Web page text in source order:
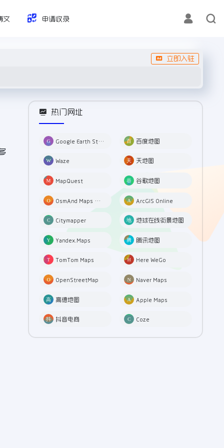
文 申请收录
立即入驻
热门网址
Google Earth Studio 谷歌3D地图 百度地图
Waze 天地图
MapQuest 谷歌地图
OsmAnd Maps & Navigation ArcGIS Online
Citymapper 地球在线街景地图
Yandex.Maps 腾讯地图
TomTom Maps Here WeGo
OpenStreetMap Naver Maps
高德地图 Apple Maps
抖音电商 Coze